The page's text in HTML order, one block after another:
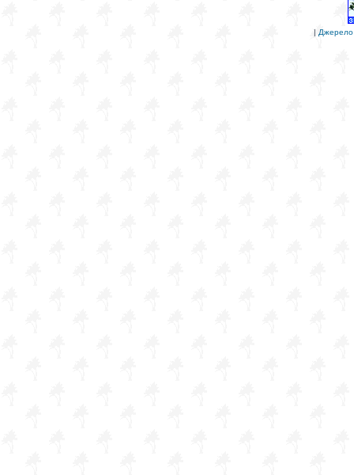
| Джерело